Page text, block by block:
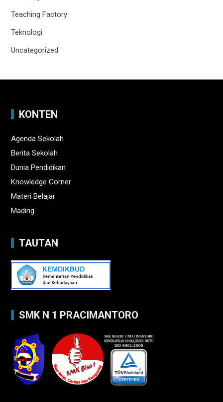
Teaching Factory
Teknologi
Uncategorized
KONTEN
Agenda Sekolah
Berita Sekolah
Dunia Pendidikan
Knowledge Corner
Materi Belajar
Mading
TAUTAN
SMK N 1 PRACIMANTORO